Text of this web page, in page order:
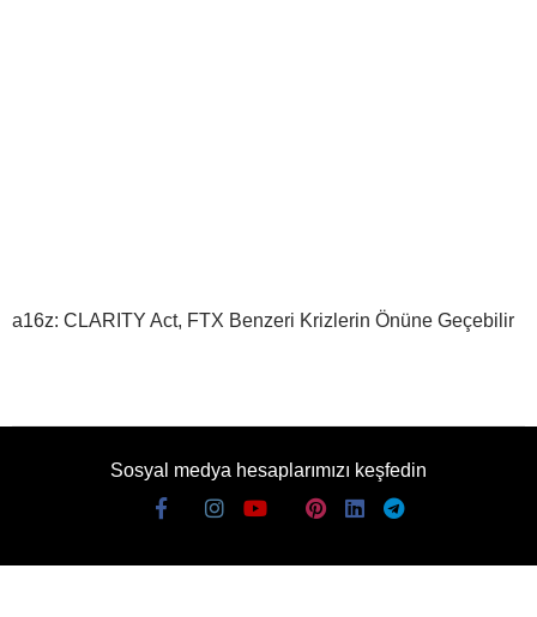
a16z: CLARITY Act, FTX Benzeri Krizlerin Önüne Geçebilir
Sosyal medya hesaplarımızı keşfedin